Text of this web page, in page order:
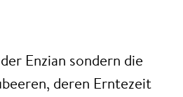
Enzian sondern die
deren Erntezeit